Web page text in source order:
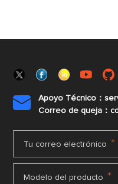

Apoyo Técnico：
Correo de queja：
Tu correo electrónico *
Modelo del producto *